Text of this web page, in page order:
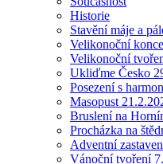
Historie
Stavění máje a
Velikonoční
Velikonoční
Ukliďme Česko
Posezení s
Masopust
Bruslení na
Procházka na
Adventní
Vánoční tvoření